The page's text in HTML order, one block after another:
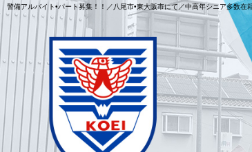
警備アルバイト•パート募集！！／八尾市•東大阪市にて／中高年シニア多数